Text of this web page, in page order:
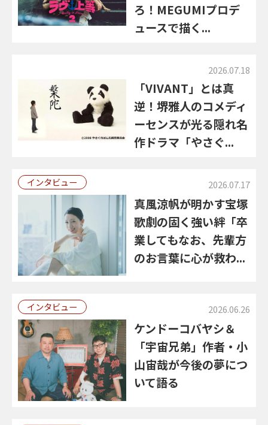
ろ！MEGUMIプロデ
ュースで描く...
2026.07.18
「VIVANT」とは真
逆！堺雅人のコメディ
ーセンスが光る隠れ名
作ドラマ「やさぐ...
インタビュー 2026.07.17
真風涼帆が明かす宝塚
歌劇の固く強い絆「卒
業してもなお、先輩方
のお言葉に心が救わ...
インタビュー 2026.06.26
ケンドーコバヤシ＆
「宇宙兄弟」作者・小
山宙哉が今後の夢につ
いて語る